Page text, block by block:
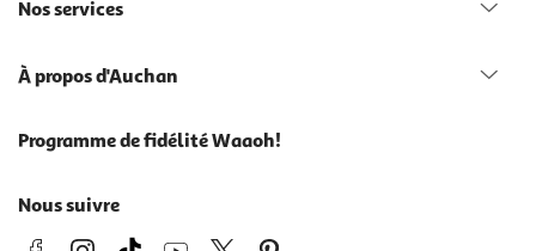
Nos services
À propos d'Auchan
Programme de fidélité Waaoh!
Nous suivre